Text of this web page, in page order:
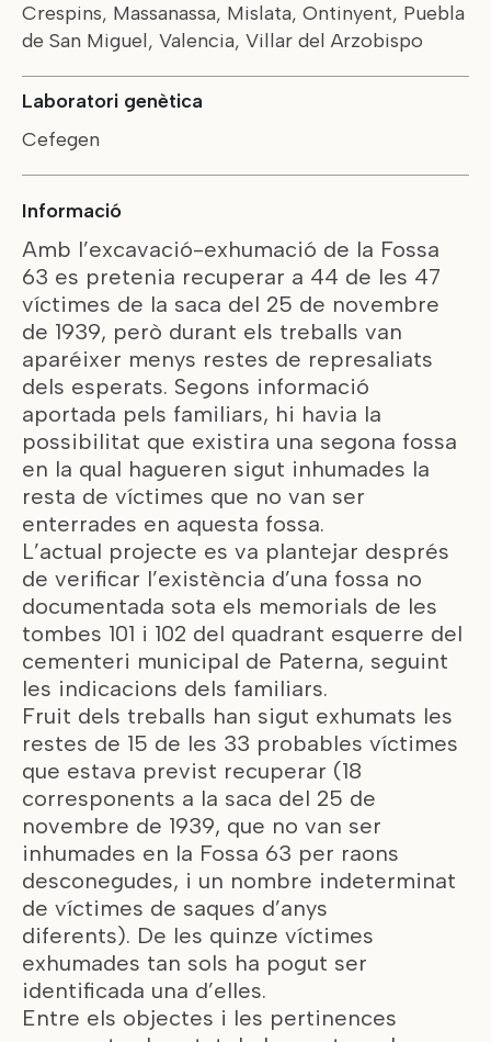
Crespins, Massanassa, Mislata, Ontinyent, Puebla
de San Miguel, Valencia, Villar del Arzobispo
Laboratori genètica
Cefegen
Informació
Amb l’excavació-exhumació de la Fossa
63 es pretenia recuperar a 44 de les 47
víctimes de la saca del 25 de novembre
de 1939, però durant els treballs van
aparéixer menys restes de represaliats
dels esperats. Segons informació
aportada pels familiars, hi havia la
possibilitat que existira una segona fossa
en la qual hagueren sigut inhumades la
resta de víctimes que no van ser
enterrades en aquesta fossa.
L’actual projecte es va plantejar després
de verificar l’existència d’una fossa no
documentada sota els memorials de les
tombes 101 i 102 del quadrant esquerre del
cementeri municipal de Paterna, seguint
les indicacions dels familiars.
Fruit dels treballs han sigut exhumats les
restes de 15 de les 33 probables víctimes
que estava previst recuperar (18
corresponents a la saca del 25 de
novembre de 1939, que no van ser
inhumades en la Fossa 63 per raons
desconegudes, i un nombre indeterminat
de víctimes de saques d’anys
diferents). De les quinze víctimes
exhumades tan sols ha pogut ser
identificada una d’elles.
Entre els objectes i les pertinences